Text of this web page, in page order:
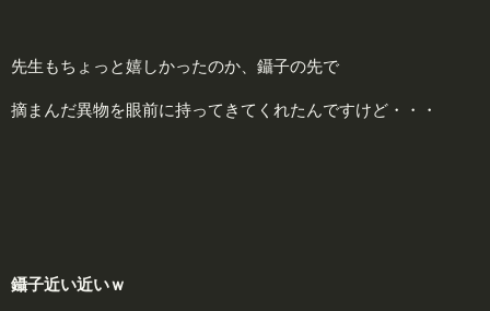
先生もちょっと嬉しかったのか、鑷子の先で
摘まんだ異物を眼前に持ってきてくれたんですけど・・・
鑷子近い近いｗ